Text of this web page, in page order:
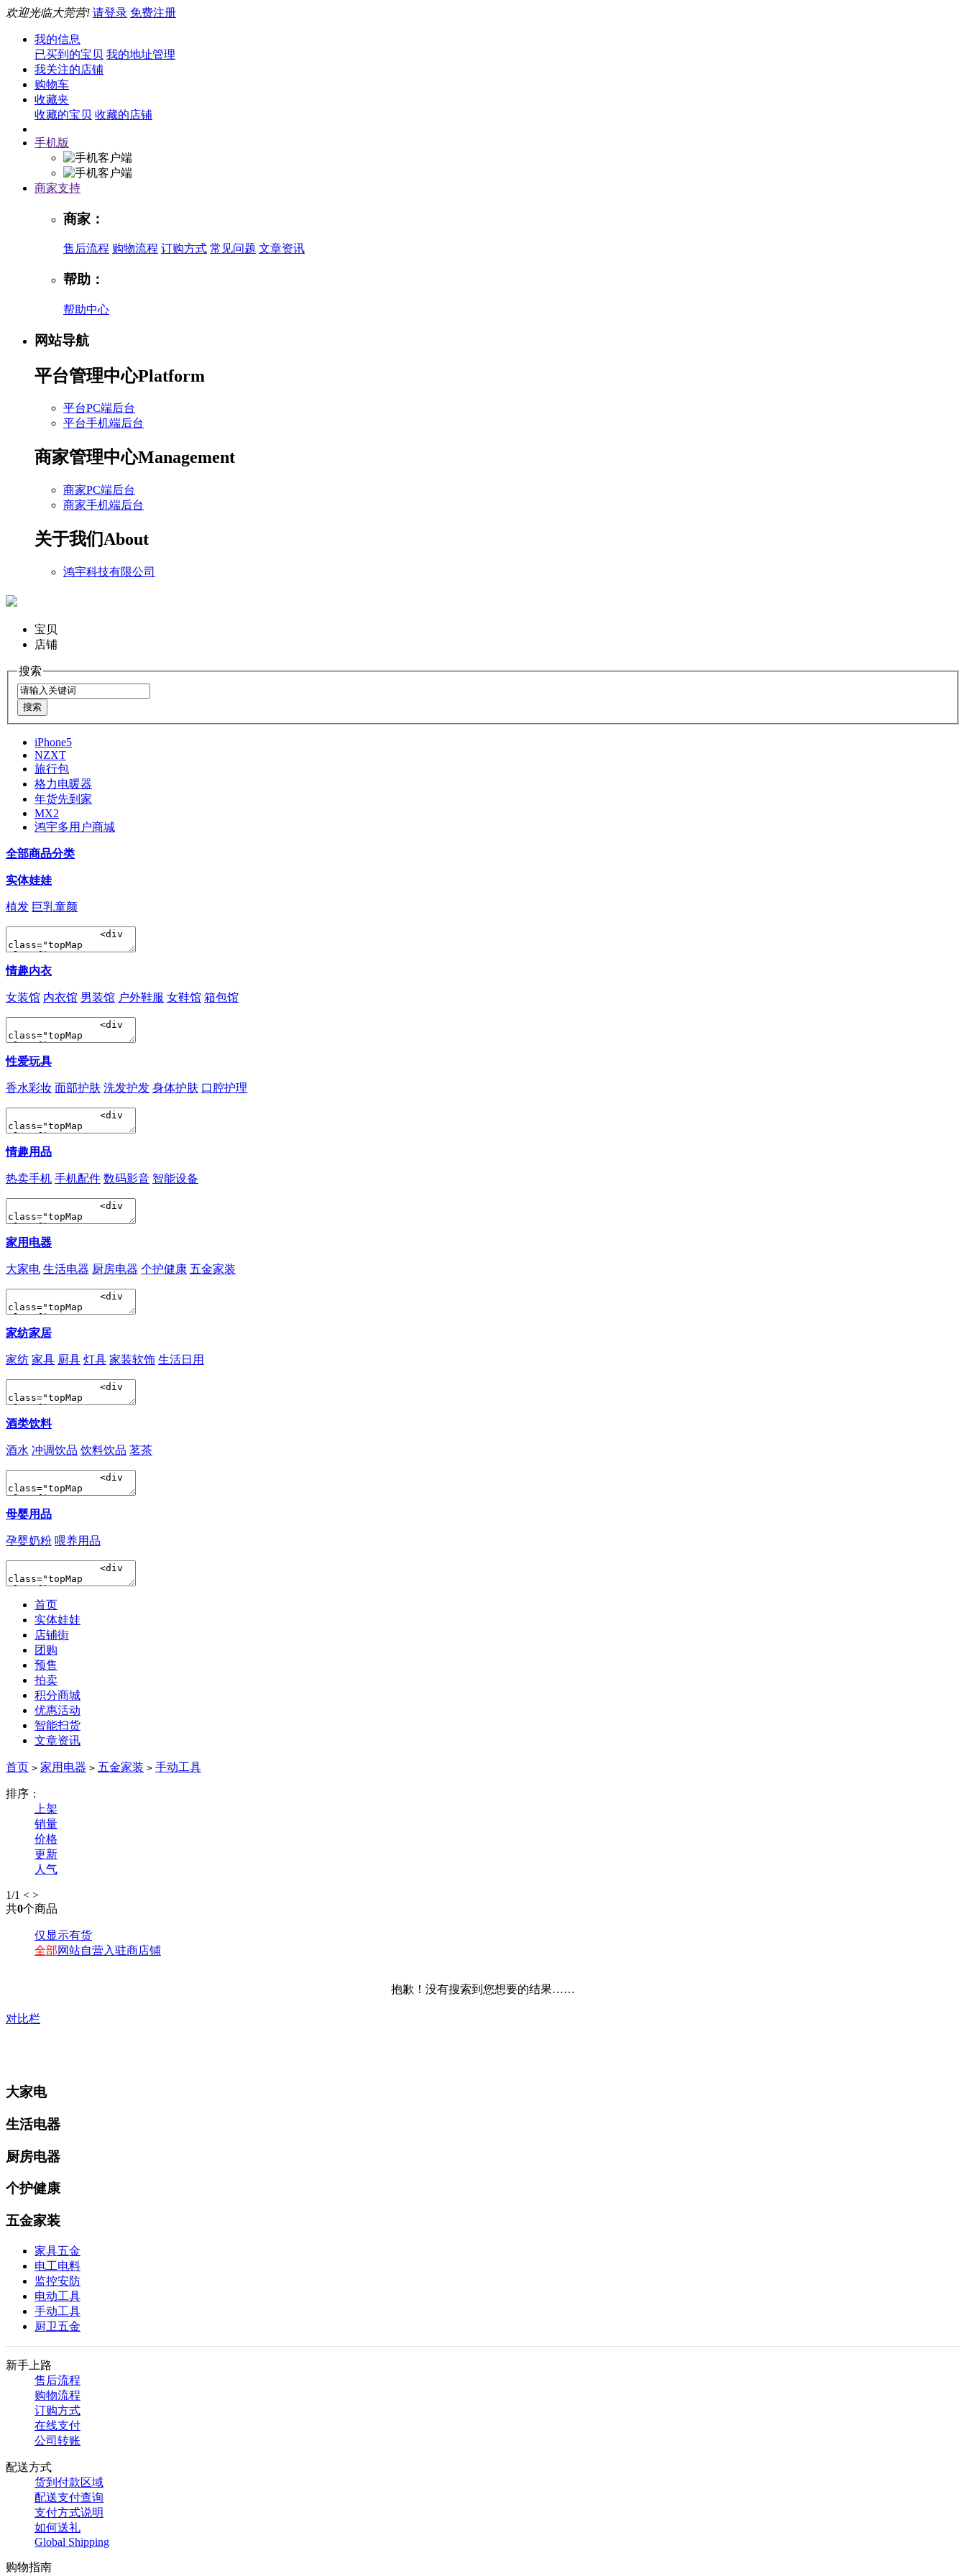
欢迎光临大莞营! 请登录 免费注册
我的信息
已买到的宝贝 我的地址管理
我关注的店铺
购物车
收藏夹
收藏的宝贝 收藏的店铺
手机版
商家支持
商家：
售后流程 购物流程 订购方式 常见问题 文章资讯
帮助：
帮助中心
网站导航
平台管理中心Platform
平台PC端后台
平台手机端后台
商家管理中心Management
商家PC端后台
商家手机端后台
关于我们About
鸿宇科技有限公司
宝贝
店铺
搜索
iPhone5
NZXT
旅行包
格力电暖器
年货先到家
MX2
鸿宇多用户商城
全部商品分类
实体娃娃
植发 巨乳童颜
情趣内衣
女装馆 内衣馆 男装馆 户外鞋服 女鞋馆 箱包馆
性爱玩具
香水彩妆 面部护肤 洗发护发 身体护肤 口腔护理
情趣用品
热卖手机 手机配件 数码影音 智能设备
家用电器
大家电 生活电器 厨房电器 个护健康 五金家装
家纺家居
家纺 家具 厨具 灯具 家装软饰 生活日用
酒类饮料
酒水 冲调饮品 饮料饮品 茗茶
母婴用品
孕婴奶粉 喂养用品
首页
实体娃娃
店铺街
团购
预售
拍卖
积分商城
优惠活动
智能扫货
文章资讯
首页 > 家用电器 > 五金家装 > 手动工具
排序：
上架
销量
价格
更新
人气
1/1 < >
共0个商品
仅显示有货
全部网站自营入驻商店铺
抱歉！没有搜索到您想要的结果……
对比栏
大家电
生活电器
厨房电器
个护健康
五金家装
家具五金
电工电料
监控安防
电动工具
手动工具
厨卫五金
新手上路
售后流程
购物流程
订购方式
在线支付
公司转账
配送方式
货到付款区域
配送支付查询
支付方式说明
如何送礼
Global Shipping
购物指南